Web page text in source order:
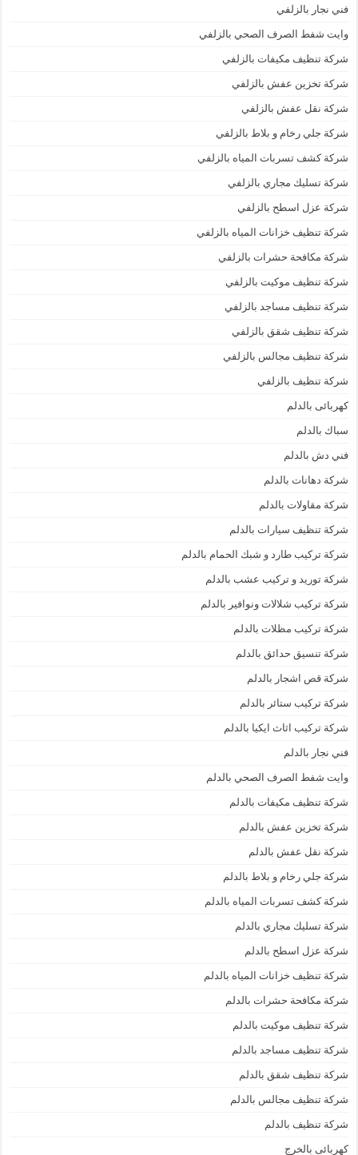
فني نجار بالزلفي
وايت شفط الصرف الصحي بالزلفي
شركة تنظيف مكيفات بالزلفي
شركة تخزين عفش بالزلفي
شركة نقل عفش بالزلفي
شركة جلي رخام و بلاط بالزلفي
شركة كشف تسربات المياه بالزلفي
شركة تسليك مجاري بالزلفي
شركة عزل اسطح بالزلفي
شركة تنظيف خزانات المياه بالزلفي
شركة مكافحة حشرات بالزلفي
شركة تنظيف موكيت بالزلفي
شركة تنظيف مساجد بالزلفي
شركة تنظيف شقق بالزلفي
شركة تنظيف مجالس بالزلفي
شركة تنظيف بالزلفي
كهربائى بالدلم
سباك بالدلم
فني دش بالدلم
شركة دهانات بالدلم
شركة مقاولات بالدلم
شركة تنظيف سيارات بالدلم
شركة تركيب طارد و شبك الحمام بالدلم
شركة توريد و تركيب عشب بالدلم
شركة تركيب شلالات ونوافير بالدلم
شركة تركيب مظلات بالدلم
شركة تنسيق حدائق بالدلم
شركة قص اشجار بالدلم
شركة تركيب ستائر بالدلم
شركة تركيب اثاث ايكيا بالدلم
فني نجار بالدلم
وايت شفط الصرف الصحي بالدلم
شركة تنظيف مكيفات بالدلم
شركة تخزين عفش بالدلم
شركة نقل عفش بالدلم
شركة جلي رخام و بلاط بالدلم
شركة كشف تسربات المياه بالدلم
شركة تسليك مجاري بالدلم
شركة عزل اسطح بالدلم
شركة تنظيف خزانات المياه بالدلم
شركة مكافحة حشرات بالدلم
شركة تنظيف موكيت بالدلم
شركة تنظيف مساجد بالدلم
شركة تنظيف شقق بالدلم
شركة تنظيف مجالس بالدلم
شركة تنظيف بالدلم
كهربائى بالخرج